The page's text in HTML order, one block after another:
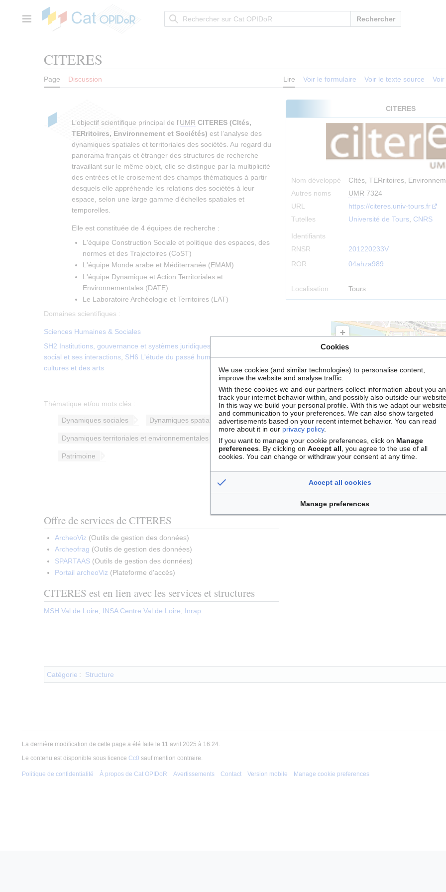
contenuMenu principal Rechercher
CITERES
Page Discussion Lire Voir le formulaire Voir le texte source Voir
CITERES
Nom développé
CItés, TERritoires,
Autres noms
UMR 7324
URL
https://citeres.univ-tours.fr
Tutelles
Université de Tours CNRS
Identifiants
RNSR
201220233V
ROR
04ahza989
Localisation Tours
+
−
Leaflet| ©OpenStreetMap
L’objectif scientifique principal de l'UMR CITERES (CItés,
TERritoires, Environnement et Sociétés) est l’analyse des
dynamiques spatiales et territoriales des sociétés. Au regard du
panorama français et étranger des structures de recherche
travaillant sur le même objet, elle se distingue par la multiplicité
des entrées et le croisement des champs thématiques à partir
desquels elle appréhende les relations des sociétés à leur
espace, selon une large gamme d’échelles spatiales et
temporelles.
Elle est constituée de 4 équipes de recherche :
L'équipe Construction Sociale et politique des espaces, des
normes et des Trajectoires (CoST)
L'équipe Monde arabe et Méditerranée (EMAM)
L'équipe Dynamique et Action Territoriales et
Environnementales (DATE)
Le Laboratoire Archéologie et Territoires (LAT)
Domaines scientifiques :
Sciences Humaines & Sociales
SH2 Institutions, gouvernance et systèmes juridiques
social et ses interactions, SH6 L'étude du passé humain,SH8 Études des
cultures et des arts
Thématique et/ou mots clés :
Dynamiques sociales Dynamiques spatiales
Dynamiques territoriales et environnementales des sociétés
Patrimoine
Offre de services de CITERES
ArcheoViz (Outils de gestion des données)
Archeofrag (Outils de gestion des données)
SPARTAAS (Outils de gestion des données)
Portail archeoViz (Plateforme d'accès)
CITERES est en lien avec les services et structures
MSH Val de Loire, INSA Centre Val de Loire, Inrap
Catégorie : Structure
La dernière modification de cette page a été faite le 11 avril 2025 à 16:24.
Le contenu est disponible sous licence Cc0 sauf mention contraire.
Politique de confidentialité À propos de Cat OPIDoR Avertissements Contact Version mobile Manage cookie preferences
Cookies
We use cookies (and similar technologies) to personalise content,
improve the website and analyse traffic.
With these cookies we and our partners collect information about you
track your internet behavior within, and possibly also outside our
In this way we build your personal profile. With this we adapt our website
and communication to your preferences. We can also show targeted
advertisements based on your recent internet behavior. You can read
more about it in our privacy policy.
If you want to manage your cookie preferences, click on Manage
preferences. By clicking on Accept all, you agree to the use of all
cookies. You can change or withdraw your consent at any time.
Accept all cookies
Manage preferences